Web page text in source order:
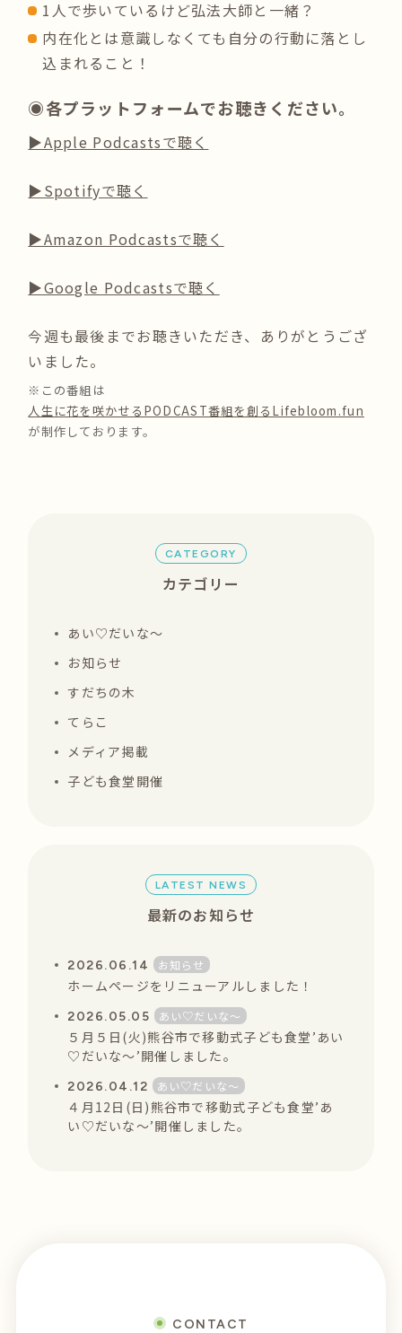
1人で歩いているけど弘法大師と一緒？
内在化とは意識しなくても自分の行動に落とし
込まれること！
◉各プラットフォームでお聴きください。
▶︎Apple Podcastsで聴く
▶︎Spotifyで聴く
▶︎Amazon Podcastsで聴く
▶︎Google Podcastsで聴く
今週も最後までお聴きいただき、ありがとうござ
いました。
※この番組は
人生に花を咲かせるPODCAST番組を創るLifebloom.fun
が制作しております。
CATEGORY
カテゴリー
あい♡だいな〜
お知らせ
すだちの木
てらこ
メディア掲載
子ども食堂開催
LATEST NEWS
最新のお知らせ
2026.06.14 お知らせ
ホームページをリニューアルしました！
2026.05.05 あい♡だいな〜
５月５日(火)熊谷市で移動式子ども食堂’あい
♡だいな〜’開催しました。
2026.04.12 あい♡だいな〜
４月12日(日)熊谷市で移動式子ども食堂’あ
い♡だいな〜’開催しました。
CONTACT